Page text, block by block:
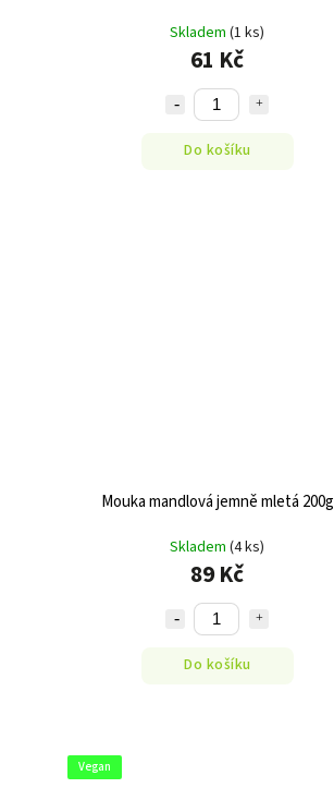
Skladem(1 ks)
61 Kč
Do košíku
Mouka mandlová jemně mletá 200g
Skladem(4 ks)
89 Kč
Do košíku
Vegan